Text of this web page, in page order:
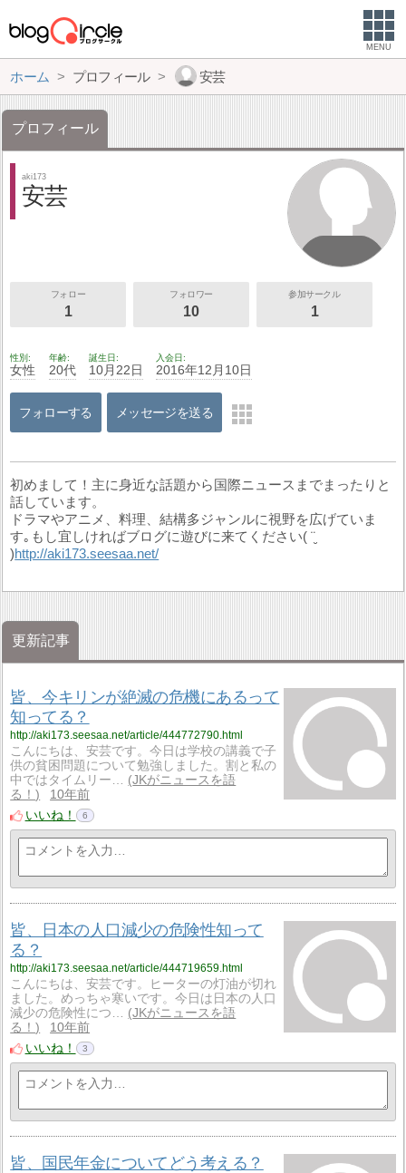
MENU
ホーム プロフィール 安芸
プロフィール
aki173
安芸
フォロー
1
フォロワー
10
参加サークル
1
性別
女性
年齢
20代
誕生日
10月22日
入会日
2016年12月10日
フォローする メッセージを送る
初めまして！主に身近な話題から国際ニュースまでまったりと
話しています。
ドラマやアニメ、料理、結構多ジャンルに視野を広げていま
す｡もし宜しければブログに遊びに来てください( ¨̮
)http://aki173.seesaa.net/
更新記事
皆、今キリンが絶滅の危機にあるって
知ってる？
http://aki173.seesaa.net/article/444772790.html
こんにちは、安芸です。今日は学校の講義で子
供の貧困問題について勉強しました。割と私の
中ではタイムリー…
JKがニュースを語
る！
10年前
いいね！
6
皆、日本の人口減少の危険性知って
る？
http://aki173.seesaa.net/article/444719659.html
こんにちは、安芸です。ヒーターの灯油が切れ
ました。めっちゃ寒いです。今日は日本の人口
減少の危険性につ…
JKがニュースを語
る！
10年前
いいね！
3
皆、国民年金についてどう考える？